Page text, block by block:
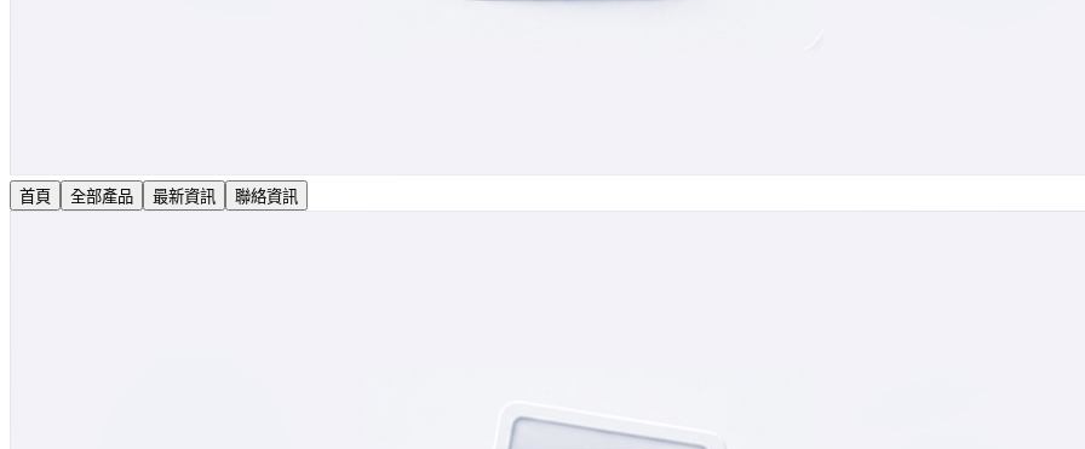
首頁 全部產品 最新資訊 聯絡資訊